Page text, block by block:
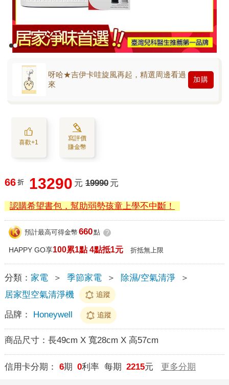
呀哈★吉伊卡哇旋風再起，精選周邊看過
來
加購
喜歡+1
寫評價
賺金幣
66 折 13290 元 19990 元
認購希望書包，幫助弱勢孩童上學不中斷！
預計最高可得金幣 660點 ?
HAPPY GO享100累1點 4點抵1元 折抵無上限
分類： 家電 ＞ 季節家電 ＞ 除濕/空氣清淨
＞
居家型空氣清淨機
追蹤
品牌： Honeywell 追蹤
商品尺寸： 長49cm X 寬28cm X 高57cm
信用卡分期： 6期 0利率 每期 2215元 更多分期